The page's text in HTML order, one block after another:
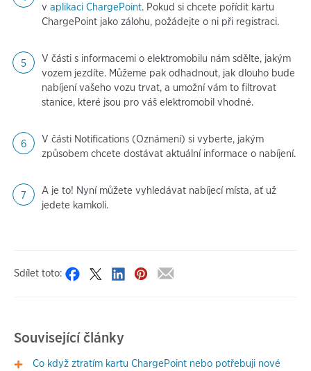
v aplikaci ChargePoint. Pokud si chcete pořídit kartu
ChargePoint jako zálohu, požádejte o ni při registraci.
V části s informacemi o elektromobilu nám sdělte, jakým
vozem jezdíte. Můžeme pak odhadnout, jak dlouho bude
nabíjení vašeho vozu trvat, a umožní vám to filtrovat
stanice, které jsou pro váš elektromobil vhodné.
V části Notifications (Oznámení) si vyberte, jakým
způsobem chcete dostávat aktuální informace o nabíjení.
A je to! Nyní můžete vyhledávat nabíjecí místa, ať už
jedete kamkoli.
Sdílet toto:
Související články
Co když ztratím kartu ChargePoint nebo potřebuji nové